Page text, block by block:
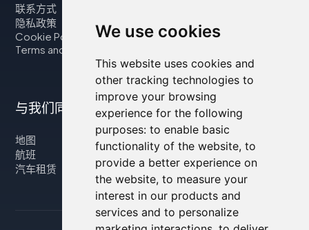
We use cookies
This website uses cookies and
other tracking technologies to
improve your browsing
experience for the following
purposes: to enable basic
functionality of the website, to
provide a better experience on
the website, to measure your
interest in our products and
services and to personalize
联系方式
隐私政策
Cookie Policy
Terms and Conditions
与我们同行
地图
航班
汽车租赁